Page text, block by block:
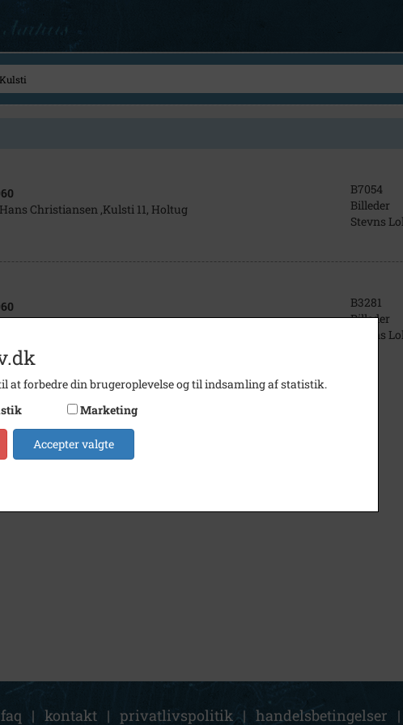
Christiansen ,Kulsti 11, Holtug
B7054
Billeder
Stevns
Bøgeskov
B3281
Billeder
Stevns
faq | kontakt | privatlivspolitik | handelsbetingelser |
at forbedre din brugeroplevelse og til indsamling af statistik.
Marketing
Accepter valgte